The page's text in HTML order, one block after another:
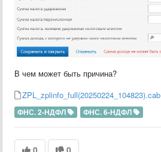
В чем может быть причина?
ZPL_zplinfo_full(20250224_104823).cab
ФНС. 2-НДФЛ ФНС. 6-НДФЛ
0 0